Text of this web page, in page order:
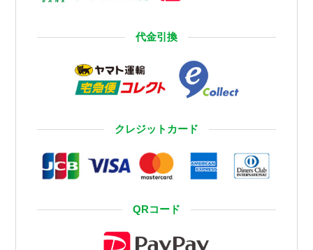
代金引換
クレジットカード
QRコード